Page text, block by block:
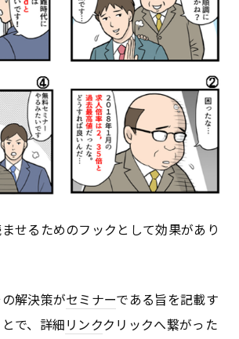
せるためのフックとして効果があり
解決策がセミナーである旨を記載す
で、詳細リンククリックへ繋がった